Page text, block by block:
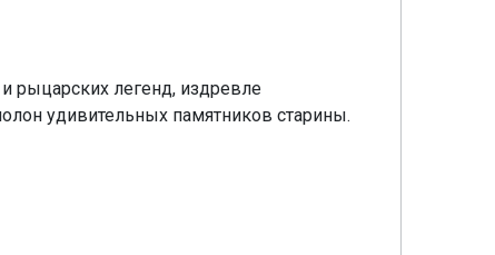
рыцарских легенд, издревле
удивительных памятников старины.